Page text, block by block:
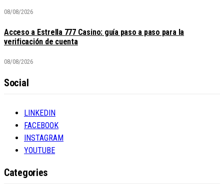
08/08/2026
Acceso a Estrella 777 Casino: guía paso a paso para la
verificación de cuenta
08/08/2026
Social
LINKEDIN
FACEBOOK
INSTAGRAM
YOUTUBE
Categories